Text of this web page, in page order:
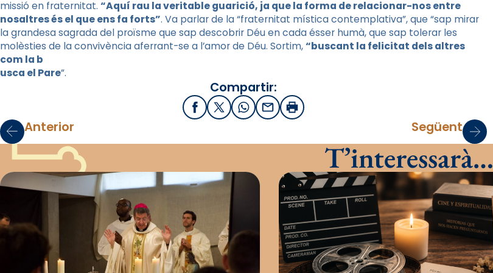
missió en fraternitat. “Aquí rau la veritable guarició, ja que la forma de relacionar-nos entre
nosaltres és el que ens fa forts”. Va parlar de la “fraternitat mística contemplativa”, que “sap mirar
la grandesa sagrada del proïsme que sap descobrir Déu en cada ésser humà, que sap tolerar les
molèsties de la convivència aferrant-se a l’amor de Déu. Sortim,“buscant la felicitat dels altres
com la b
usca el Pare”.
Compartir:
FacebookX / Twitter
WhatsApp
EmailImprimir
Anterior Següent
T’interessarà…